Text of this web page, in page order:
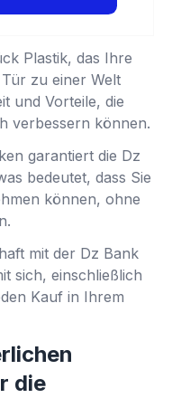
Plastik, das Ihre
zu einer Welt
und Vorteile, die
verbessern können.
garantiert die Dz
bedeutet, dass Sie
können, ohne
mit der Dz Bank
sich, einschließlich
Kauf in Ihrem
die